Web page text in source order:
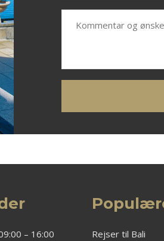
– 16:00 Rejser til Bali